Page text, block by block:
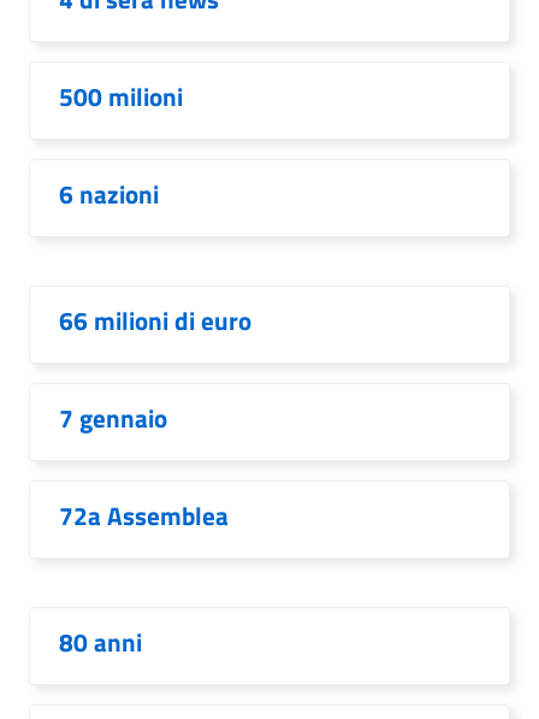
500 milioni
6 nazioni
66 milioni di euro
7 gennaio
72a Assemblea
80 anni